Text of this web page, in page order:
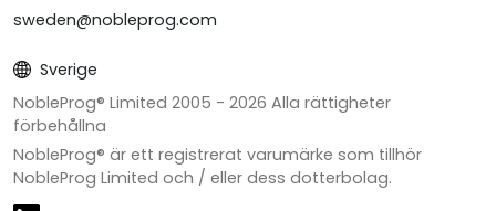
sweden@nobleprog.com
Sverige
NobleProg® Limited 2005 - 2026 Alla rättigheter
förbehållna
NobleProg® är ett registrerat varumärke som tillhör
NobleProg Limited och / eller dess dotterbolag.